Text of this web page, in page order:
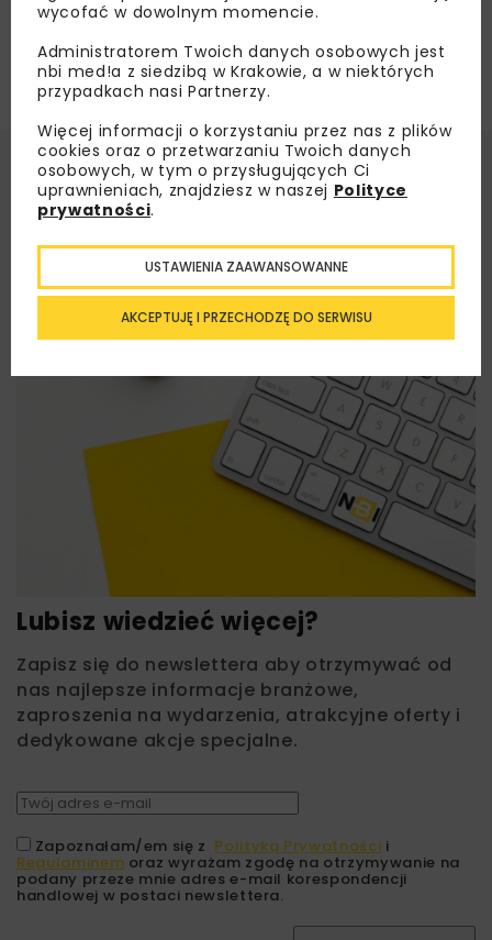
Lubisz wiedzieć więcej?
Zapisz się do newslettera aby otrzymywać od
nas najlepsze informacje branżowe,
zaproszenia na wydarzenia, atrakcyjne oferty i
dedykowane akcje specjalne.
Zapoznałam/em się z Polityką Prywatności i
Regulaminem oraz wyrażam zgodę na otrzymywanie na
podany przeze mnie adres e-mail korespondencji
handlowej w postaci newslettera.
wycofać w dowolnym momencie.
Administratorem Twoich danych osobowych jest
nbi med!a z siedzibą w Krakowie, a w niektórych
przypadkach nasi Partnerzy.
Więcej informacji o korzystaniu przez nas z plików
cookies oraz o przetwarzaniu Twoich danych
osobowych, w tym o przysługujących Ci
uprawnieniach, znajdziesz w naszej Polityce
prywatności.
AKCEPTUJĘ I PRZECHODZĘ DO SERWISU
USTAWIENIA ZAAWANSOWANNE